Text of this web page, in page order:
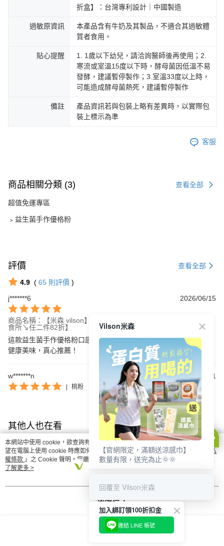
折盒】：台灣專利設計｜中國製造
過敏原資訊
本產品含有牛奶及其製品，不適合其過敏體
質者食用。
貼心提醒
1. 1歲以下幼兒，請洽詢醫師後再使用；2.
寒流或室溫15度以下時，酵母菌因低溫不易
發酵，建議暫停製作；3.室溫33度以上時，
可能造成酵母菌熱死，建議暫停製作
備註
產品資訊若與包裝上略有差異時，以實際包
裝上標示為準
客服
商品相關分類 (3) 查看全部
超值免運專區
﹥益生菌手作優格粉
評價 查看全部
4.9 ( 65 則評價 )
j*******6
2026/06/15
商品名稱：【米森 vilson】益生菌手作優格粉(2gx5包/盒)【消暑輕
食所↘任二件82折】
這款益生菌手作優格粉口感絕佳，調製方便，讓我每餐都能享受到
健康美味，真心推薦！
w*******n 2026/05/11
| 桃粉
其他人也在看
【米森 vilson】益生菌
手作優格粉多入組
【米森 vilson】
食好飯組☆【免
本網站中使用 cookie，欲查詢有關本網站使用 cookie 方式之詳情，及若您不希
望在電腦上使用 cookie 時應如何變更電腦的 cookie 設定，請參閱本網站「
隱私
權條款 」之 Cookie 聲明。您繼續使用本網站即表示您同意本公司得按本網站使
用條款之 Cookie 聲明使用 cookie。
了解更多 >
我知道了
Vilson米森
【官網限定，滿額送涼感巾】
數量有限，送完為止🌞🌞
回覆至 Vilson米森
加入綁訂領100折扣金
連結 LINE 帳號